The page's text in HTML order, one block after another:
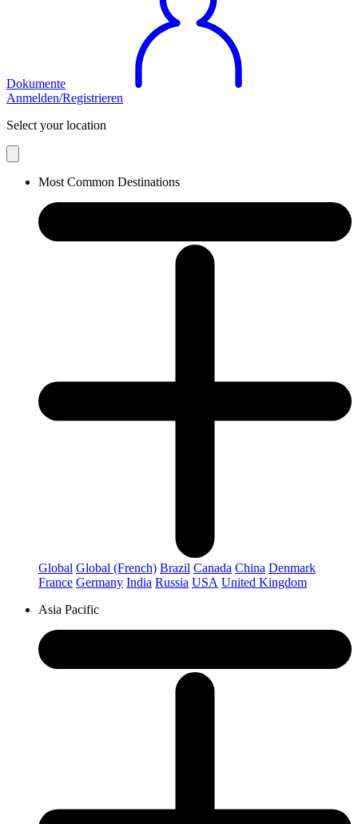
Dokumente
Anmelden/Registrieren
Select your location
Most Common Destinations
Global Global (French) Brazil Canada China Denmark
France Germany India Russia USA United Kingdom
Asia Pacific